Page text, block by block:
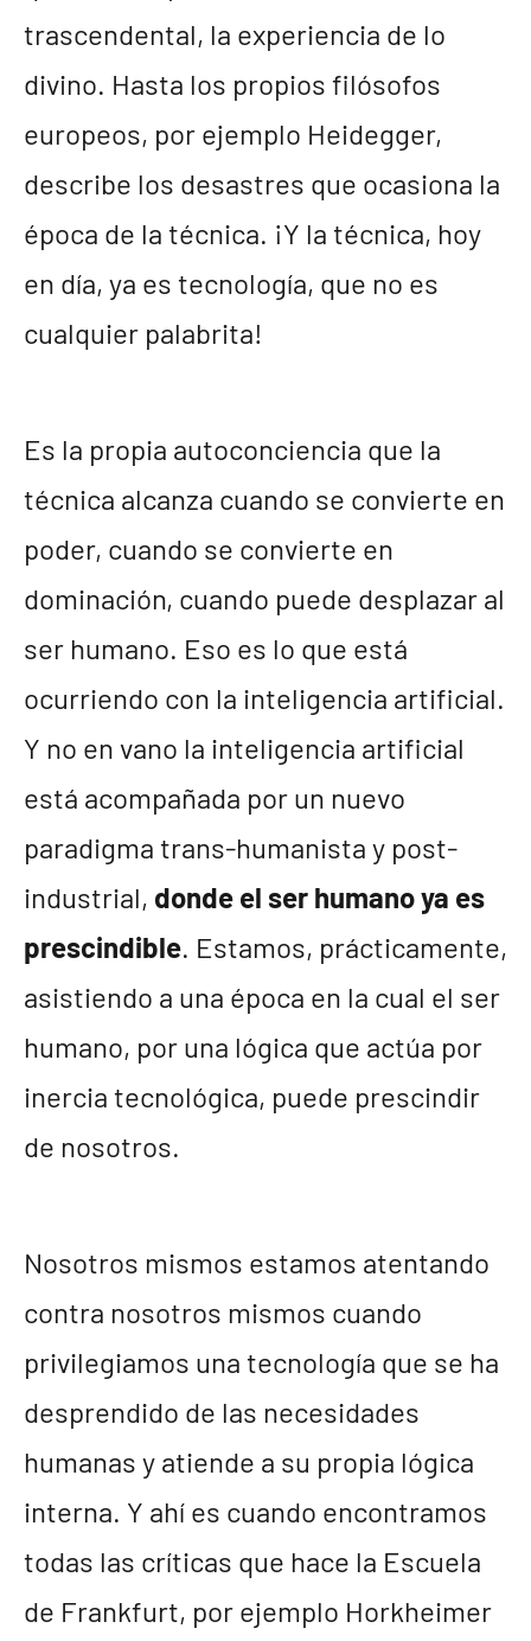
trascendental, la experiencia de lo
divino. Hasta los propios filósofos
europeos, por ejemplo Heidegger,
describe los desastres que ocasiona la
época de la técnica. ¡Y la técnica, hoy
en día, ya es tecnología, que no es
cualquier palabrita!
Es la propia autoconciencia que la
técnica alcanza cuando se convierte en
poder, cuando se convierte en
dominación, cuando puede desplazar al
ser humano. Eso es lo que está
ocurriendo con la inteligencia artificial.
Y no en vano la inteligencia artificial
está acompañada por un nuevo
paradigma trans-humanista y post-
industrial, donde el ser humano ya es
prescindible. Estamos, prácticamente,
asistiendo a una época en la cual el ser
humano, por una lógica que actúa por
inercia tecnológica, puede prescindir
de nosotros.
Nosotros mismos estamos atentando
contra nosotros mismos cuando
privilegiamos una tecnología que se ha
desprendido de las necesidades
humanas y atiende a su propia lógica
interna. Y ahí es cuando encontramos
todas las críticas que hace la Escuela
de Frankfurt, por ejemplo Horkheimer